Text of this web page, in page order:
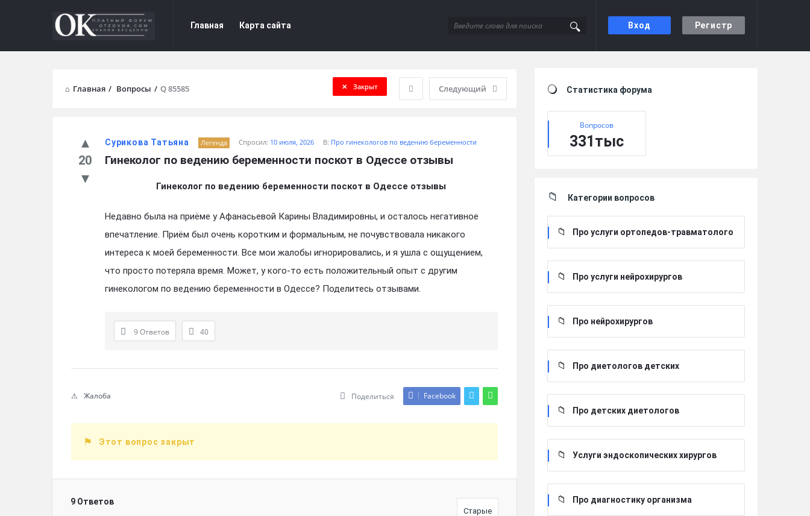
Вход Регистр
Форум
Отзывы
Отзывы
Navigation
Главная Карта сайта
Главная / Вопросы / Q 85585 Следующий
Закрыт
Сурикова Татьяна Легенда Спросил: 10 июля, 2026 В: Про гинекологов по ведению беременности
Гинеколог по ведению беременности поскот в Одессе отзывы
20
Гинеколог по ведению беременности поскот в Одессе отзывы
Недавно была на приёме у Афанасьевой Карины Владимировны, и осталось негативное
впечатление. Приём был очень коротким и формальным, не почувствовала никакого
интереса к моей беременности. Все мои жалобы игнорировались, и я ушла с ощущением,
что просто потеряла время. Может, у кого-то есть положительный опыт с другим
гинекологом по ведению беременности в Одессе? Поделитесь отзывами.
9 Ответов 40
Поделиться Facebook
Жалоба
Этот вопрос закрыт
9 Ответов
Старые
Статистика форума
Вопросов
331тыс
Категории вопросов
Про услуги ортопедов-травматолого
Про услуги нейрохирургов
Про нейрохирургов
Про диетологов детских
Про детских диетологов
Услуги эндоскопических хирургов
Про диагностику организма